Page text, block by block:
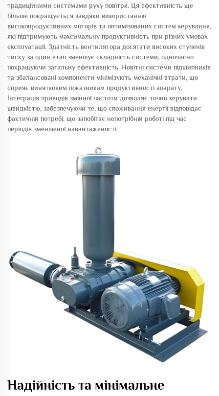
традиційними системами руху повітря. Ця ефективність ще
більше покращується завдяки використанню
високопродуктивних моторів та оптимізованих систем керування,
які підтримують максимальну продуктивність при різних умовах
експлуатації. Здатність вентилятора досягати високих ступенів
тиску за один етап зменшує складність системи, одночасно
покращуючи загальну ефективність. Новітні системи підшипників
та збалансовані компоненти мінімізують механічні втрати, що
сприяє винятковим показникам продуктивності апарату.
Інтеграція приводів змінної частоти дозволяє точно керувати
швидкістю, забезпечуючи те, що споживання енергії відповідає
фактичній потребі, що запобігає непотрібній роботі під час
періодів зменшеної навантаженості.
Надійність та мінімальне